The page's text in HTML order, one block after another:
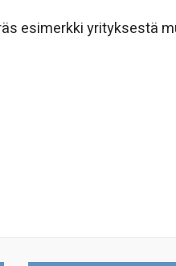
esimerkki yrityksestä